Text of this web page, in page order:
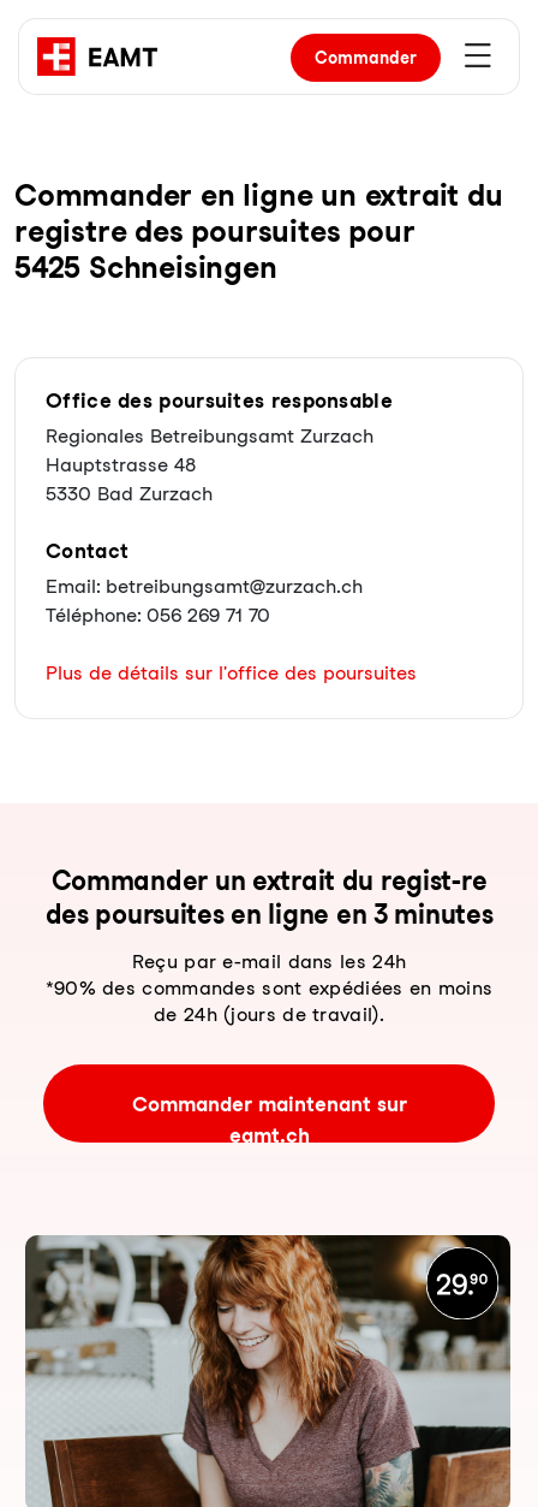
Commander
Com­man­der en li­gne un ex­trait du
re­gist­re des pour­sui­tes pour
5425 Schneisingen
Office des poursuites responsable
Regionales Betreibungsamt Zurzach
Hauptstrasse 48
5330 Bad Zurzach
Contact
Email: betreibungsamt@zurzach.ch
Téléphone: 056 269 71 70
Plus de détails sur l'office des poursuites
Com­man­der un ex­trait du re­gist-re
des pour­sui­tes en li­gne en 3 mi­nu­tes
Reçu par e-mail dans les 24h
*90% des commandes sont expédiées en moins
de 24h (jours de travail).
Commander maintenant sur
eamt.ch